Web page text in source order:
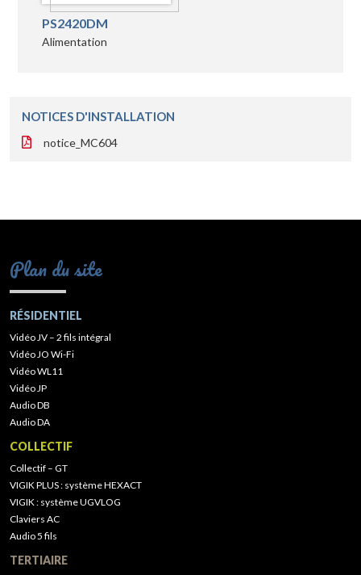
PS2420DM
Alimentation
NOTICES D'INSTALLATION
notice_MC604
Plan du site
RÉSIDENTIEL
Vidéo JV – 2 fils intégral
Vidéo JO Wi-Fi
Vidéo WL11
Vidéo JP
Audio DB
Audio DA
COLLECTIF
Collectif – GT
VIGIK PLUS : système HEXACT
VIGIK : système UGVLOG
Claviers AC
Audio 5 fils
TERTIAIRE